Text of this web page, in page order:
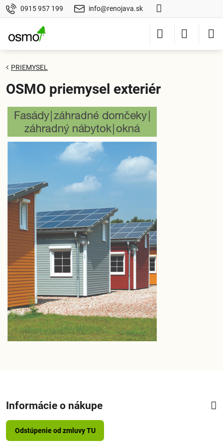
0915 957 199 info@renojava.sk
PRIEMYSEL
OSMO priemysel exteriér
Informácie o nákupe
Odstúpenie od zmluvy TU